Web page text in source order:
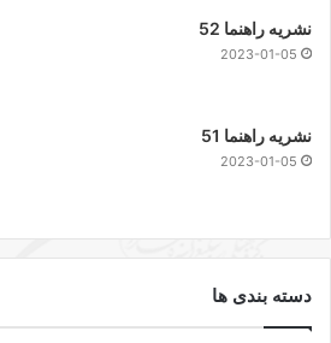
نشریه راهنما 52
2023-01-05
نشریه راهنما 51
2023-01-05
دسته بندی ها